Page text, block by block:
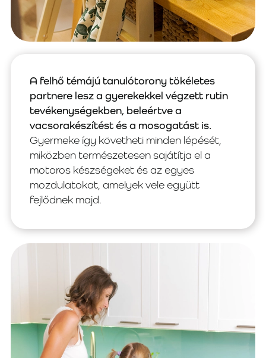
A felhő témájú tanulótorony tökéletes
partnere lesz a gyerekekkel végzett rutin
tevékenységekben, beleértve a
vacsorakészítést és a mosogatást is.
Gyermeke így követheti minden lépését,
miközben természetesen sajátítja el a
motoros készségeket és az egyes
mozdulatokat, amelyek vele együtt
fejlődnek majd.